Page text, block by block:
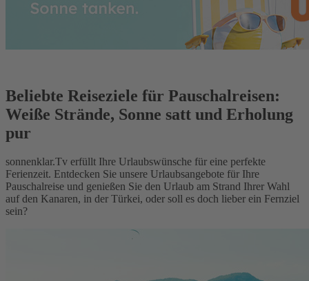
Beliebte Reiseziele für Pauschalreisen:
Weiße Strände, Sonne satt und Erholung
pur
sonnenklar.Tv erfüllt Ihre Urlaubswünsche für eine perfekte
Ferienzeit. Entdecken Sie unsere Urlaubsangebote für Ihre
Pauschalreise und genießen Sie den Urlaub am Strand Ihrer Wahl
auf den Kanaren, in der Türkei, oder soll es doch lieber ein Fernziel
sein?